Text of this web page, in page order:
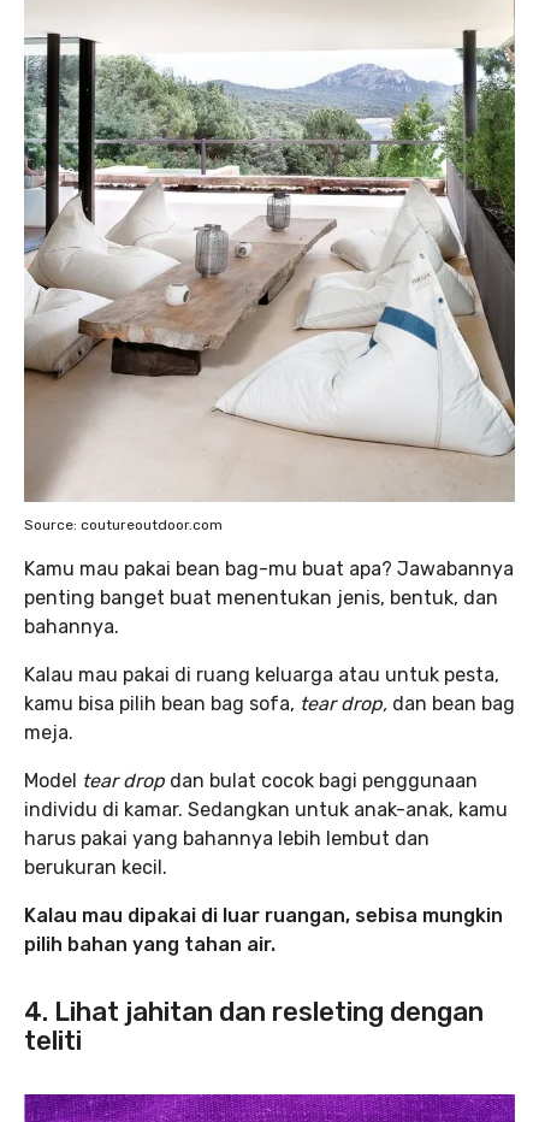
Source: coutureoutdoor.com
Kamu mau pakai bean bag-mu buat apa? Jawabannya
penting banget buat menentukan jenis, bentuk, dan
bahannya.
Kalau mau pakai di ruang keluarga atau untuk pesta,
kamu bisa pilih bean bag sofa, tear drop, dan bean bag
meja.
Model tear drop dan bulat cocok bagi penggunaan
individu di kamar. Sedangkan untuk anak-anak, kamu
harus pakai yang bahannya lebih lembut dan
berukuran kecil.
Kalau mau dipakai di luar ruangan, sebisa mungkin
pilih bahan yang tahan air.
4. Lihat jahitan dan resleting dengan
teliti